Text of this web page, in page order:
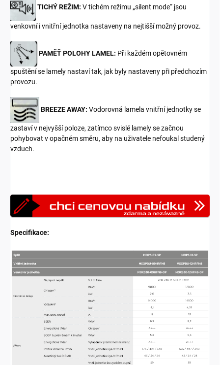
TICHÝ REŽIM: V tichém režimu „silent mode“ jsou
venkovní i vnitřní jednotka nastaveny na nejtišší možný provoz.
PAMĚŤ POLOHY LAMEL: Při každém opětovném
spuštění se lamely nastaví tak, jak byly nastaveny při předchozím
provozu.
BREEZE AWAY: Vodorovná lamela vnitřní jednotky se
zastaví v nejvyšší poloze, zatímco svislé lamely se začnou
pohybovat v opačném směru, aby na uživatele nefoukal studený
vzduch.
Specifikace: